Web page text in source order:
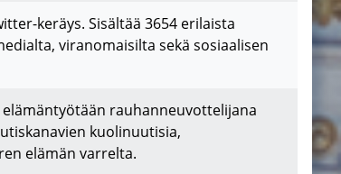
keräys. Sisältää 3654 erilaista
viranomaisilta sekä sosiaalisen
rauhanneuvottelijana
kuolinuutisia,
elämän varrelta.